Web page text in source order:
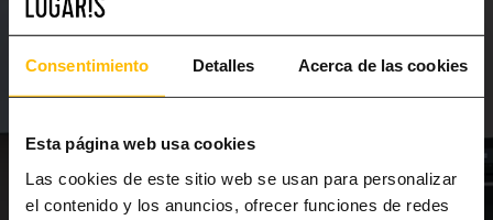
Consentimiento Detalles Acerca de las cookies
Esta página web usa cookies
Las cookies de este sitio web se usan para personalizar
el contenido y los anuncios, ofrecer funciones de redes